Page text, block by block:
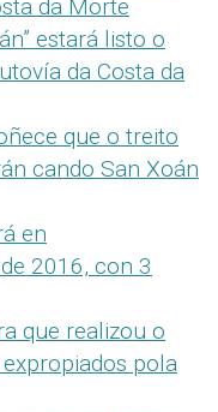
da Morte
estará listo o
da Costa da
que o treito
cando San Xoán
en
2016, con 3
que realizou o
pola